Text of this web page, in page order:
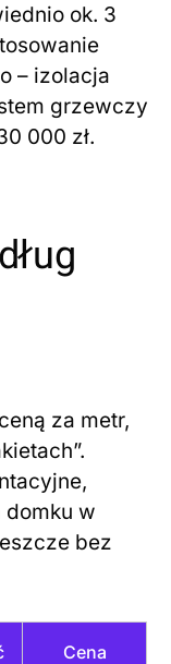
ok. 3
– izolacja
grzewczy
000 zł.
za metr,
domku w
bez
Cena